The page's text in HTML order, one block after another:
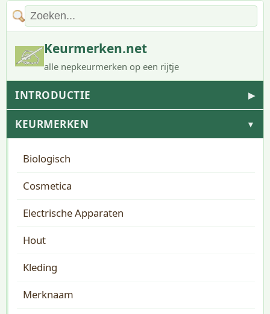
Keurmerken.net
alle nepkeurmerken op een rijtje
INTRODUCTIE ▶
KEURMERKEN ▼
Biologisch
Cosmetica
Electrische Apparaten
Hout
Kleding
Merknaam